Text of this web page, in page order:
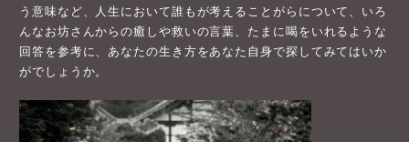
う意味など、人生において誰もが考えることがらについて、いろ
んなお坊さんからの癒しや救いの言葉、たまに喝をいれるような
回答を参考に、あなたの生き方をあなた自身で探してみてはいか
がでしょうか。